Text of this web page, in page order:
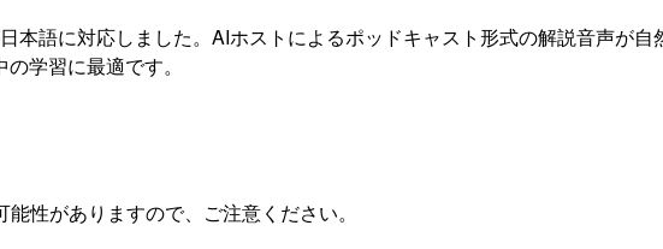
語に対応しました。AIホストによるポッドキャスト形式の解説音声が
学習に最適です。
性がありますので、ご注意ください。